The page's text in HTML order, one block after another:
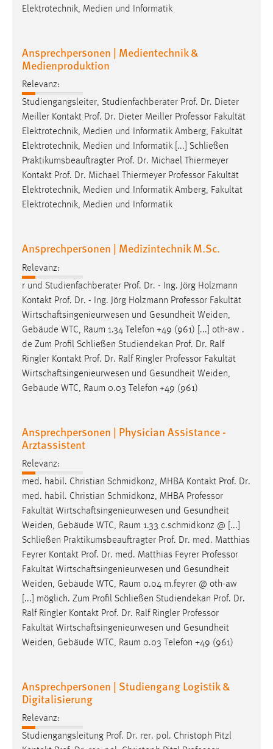
Elektrotechnik, Medien und Informatik
Ansprechpersonen | Medientechnik &
Medienproduktion
Relevanz:
Studiengangsleiter, Studienfachberater Prof. Dr. Dieter
Meiller Kontakt Prof. Dr. Dieter Meiller Professor Fakultät
Elektrotechnik, Medien und Informatik Amberg, Fakultät
Elektrotechnik, Medien und Informatik [...] Schließen
Praktikumsbeauftragter Prof. Dr. Michael Thiermeyer
Kontakt Prof. Dr. Michael Thiermeyer Professor Fakultät
Elektrotechnik, Medien und Informatik Amberg, Fakultät
Elektrotechnik, Medien und Informatik
Ansprechpersonen | Medizintechnik M.Sc.
Relevanz:
r und Studienfachberater Prof. Dr. - Ing. Jörg Holzmann
Kontakt Prof. Dr. - Ing. Jörg Holzmann Professor Fakultät
Wirtschaftsingenieurwesen und Gesundheit Weiden,
Gebäude WTC, Raum 1.34 Telefon +49 (961) [...] oth-aw .
de Zum Profil Schließen Studiendekan Prof. Dr. Ralf
Ringler Kontakt Prof. Dr. Ralf Ringler Professor Fakultät
Wirtschaftsingenieurwesen und Gesundheit Weiden,
Gebäude WTC, Raum 0.03 Telefon +49 (961)
Ansprechpersonen | Physician Assistance -
Arztassistent
Relevanz:
med. habil. Christian Schmidkonz, MHBA Kontakt Prof. Dr.
med. habil. Christian Schmidkonz, MHBA Professor
Fakultät Wirtschaftsingenieurwesen und Gesundheit
Weiden, Gebäude WTC, Raum 1.33 c.schmidkonz @ [...]
Schließen Praktikumsbeauftragter Prof. Dr. med. Matthias
Feyrer Kontakt Prof. Dr. med. Matthias Feyrer Professor
Fakultät Wirtschaftsingenieurwesen und Gesundheit
Weiden, Gebäude WTC, Raum 0.04 m.feyrer @ oth-aw
[...] möglich. Zum Profil Schließen Studiendekan Prof. Dr.
Ralf Ringler Kontakt Prof. Dr. Ralf Ringler Professor
Fakultät Wirtschaftsingenieurwesen und Gesundheit
Weiden, Gebäude WTC, Raum 0.03 Telefon +49 (961)
Ansprechpersonen | Studiengang Logistik &
Digitalisierung
Relevanz:
Studiengangsleitung Prof. Dr. rer. pol. Christoph Pitzl